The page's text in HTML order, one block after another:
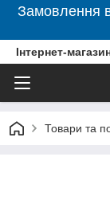
Замовлення
Інтернет-
Товари та